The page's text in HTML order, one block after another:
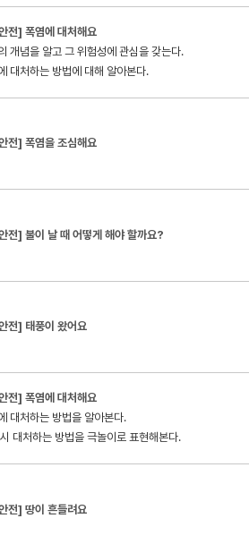
전] 폭염에 대처해요
개념을 알고 그 위험성에 관심을 갖는다.
대처하는 방법에 대해 알아본다.
전] 폭염을 조심해요
전] 불이 날 때 어떻게 해야 할까요?
전] 태풍이 왔어요
전] 폭염에 대처해요
대처하는 방법을 알아본다.
대처하는 방법을 극놀이로 표현해본다.
전] 땅이 흔들려요